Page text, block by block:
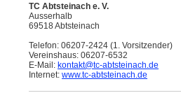
TC Abtsteinach e. V.
Ausserhalb
69518 Abtsteinach
Telefon: 06207-2424 (1. Vorsitzender)
Vereinshaus: 06207-6532
E-Mail: kontakt@tc-abtsteinach.de
Internet: www.tc-abtsteinach.de